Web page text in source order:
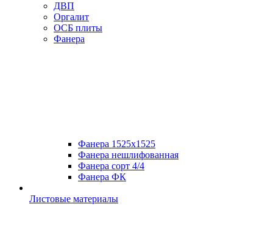
ДВП
Оргалит
ОСБ плиты
Фанера
Фанера 1525х1525
Фанера нешлифованная
Фанера сорт 4/4
Фанера ФК
Листовые материалы